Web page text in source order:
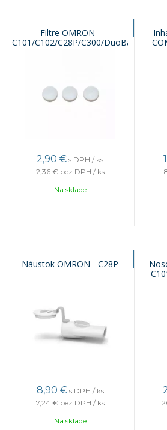
Filtre OMRON -
C101/C102/C28P/C300/DuoBaby/Nami
2,90 € s DPH / ks
2,36 € bez DPH / ks
Na sklade
Náustok OMRON - C28P
8,90 € s DPH / ks
7,24 € bez DPH / ks
Na sklade